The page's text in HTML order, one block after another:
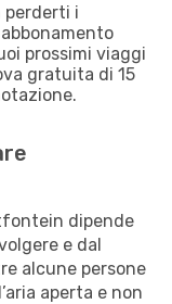
perderti i
prossimi viaggi
gratuita di 15
dipende
e dal
alcune persone
aperta e non